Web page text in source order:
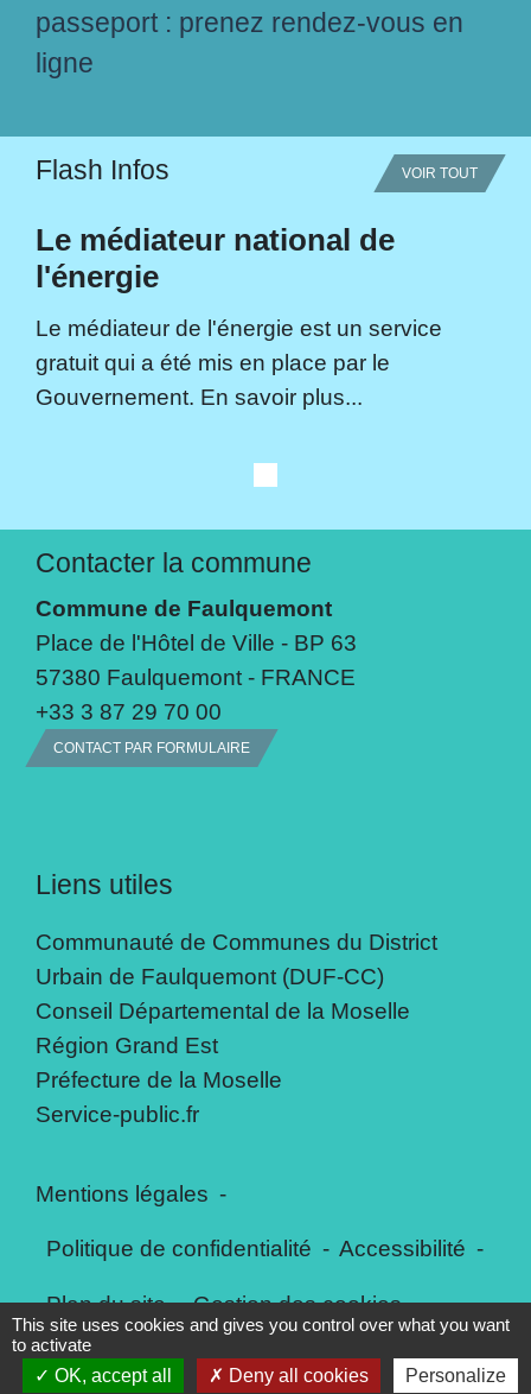
passeport : prenez rendez-vous en
ligne
Flash Infos VOIR TOUT
Le médiateur national de
l'énergie
Le médiateur de l'énergie est un service
gratuit qui a été mis en place par le
Gouvernement. En savoir plus...
Contacter la commune
Commune de Faulquemont
Place de l'Hôtel de Ville - BP 63
57380 Faulquemont - FRANCE
+33 3 87 29 70 00
CONTACT PAR FORMULAIRE
Liens utiles
Communauté de Communes du District
Urbain de Faulquemont (DUF-CC)
Conseil Départemental de la Moselle
Région Grand Est
Préfecture de la Moselle
Service-public.fr
Mentions légales -
Politique de confidentialité - Accessibilité -
Plan du site - Gestion des cookies
Site créé en partenariat avec Réseau des Communes
This site uses cookies and gives you control over what you want
to activate
OK, accept all
Deny all cookies Personalize